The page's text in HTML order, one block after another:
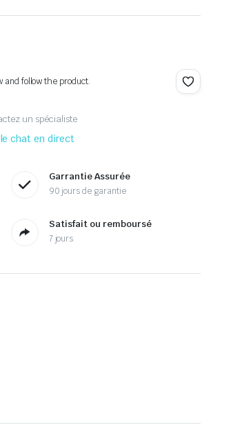
and follow the product.
un spécialiste
chat en direct
Garrantie Assurée
90 jours de garantie
Satisfait ou remboursé
7 jours